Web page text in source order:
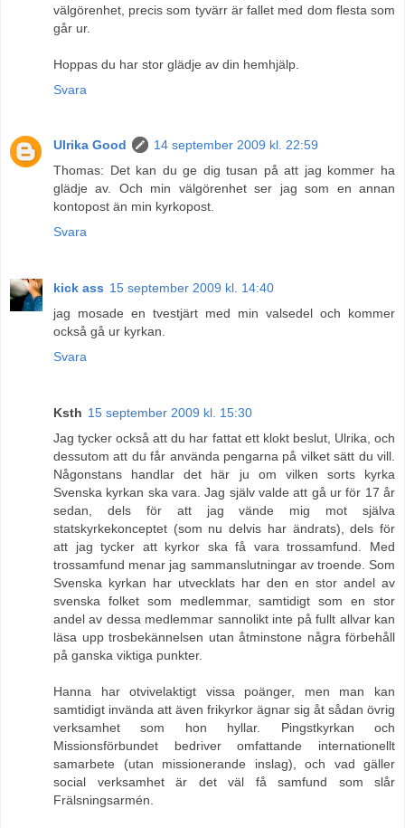
välgörenhet, precis som tyvärr är fallet med dom flesta som
går ur.
Hoppas du har stor glädje av din hemhjälp.
Svara
Ulrika Good
14 september 2009 kl. 22:59
Thomas: Det kan du ge dig tusan på att jag kommer ha
glädje av. Och min välgörenhet ser jag som en annan
kontopost än min kyrkopost.
Svara
kick ass 15 september 2009 kl. 14:40
jag mosade en tvestjärt med min valsedel och kommer
också gå ur kyrkan.
Svara
Ksth 15 september 2009 kl. 15:30
Jag tycker också att du har fattat ett klokt beslut, Ulrika, och
dessutom att du får använda pengarna på vilket sätt du vill.
Någonstans handlar det här ju om vilken sorts kyrka
Svenska kyrkan ska vara. Jag själv valde att gå ur för 17 år
sedan, dels för att jag vände mig mot själva
statskyrkekonceptet (som nu delvis har ändrats), dels för
att jag tycker att kyrkor ska få vara trossamfund. Med
trossamfund menar jag sammanslutningar av troende. Som
Svenska kyrkan har utvecklats har den en stor andel av
svenska folket som medlemmar, samtidigt som en stor
andel av dessa medlemmar sannolikt inte på fullt allvar kan
läsa upp trosbekännelsen utan åtminstone några förbehåll
på ganska viktiga punkter.
Hanna har otvivelaktigt vissa poänger, men man kan
samtidigt invända att även frikyrkor ägnar sig åt sådan övrig
verksamhet som hon hyllar. Pingstkyrkan och
Missionsförbundet bedriver omfattande internationellt
samarbete (utan missionerande inslag), och vad gäller
social verksamhet är det väl få samfund som slår
Frälsningsarmén.